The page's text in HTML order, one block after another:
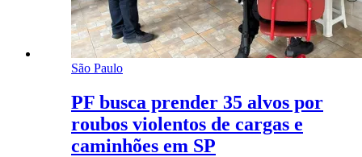
São Paulo
PF busca prender 35 alvos por
roubos violentos de cargas e
caminhões em SP